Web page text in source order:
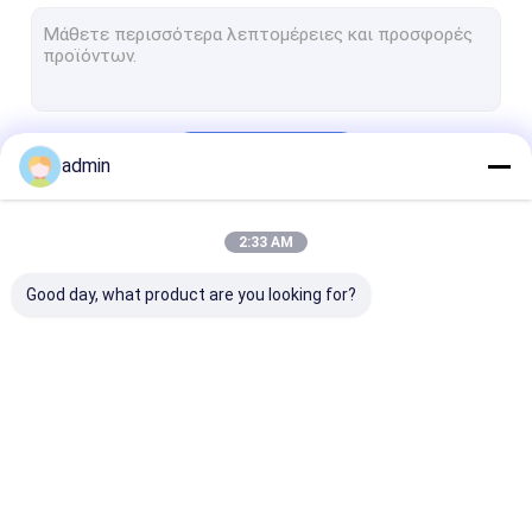
Σιδηρο μαγνήσιο πυριτίου
μαγγάνιο πυριτίου
admin
2:33 AM
Good day, what product are you looking for?